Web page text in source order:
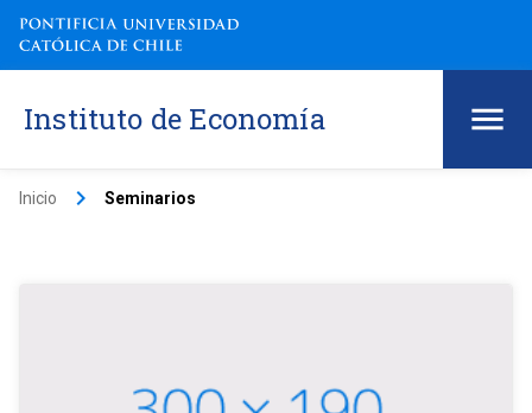
Instituto de Economía
Inicio keyboard_arrow_right Seminarios